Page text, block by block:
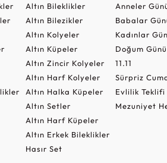
Altın Bileklikler
Altın Bilezikler
Altın Kolyeler
Altın Küpeler
Altın Zincir Kolyeler
Altın Harf Kolyeler
Altın Halka Küpeler
Altın Setler
Altın Harf Küpeler
Altın Erkek Bileklikler
Hasır Set
Anneler
Babalar
Kadınlar
Doğum
11.11
Sürpriz
Evlilik Teklifi
Mezuniyet